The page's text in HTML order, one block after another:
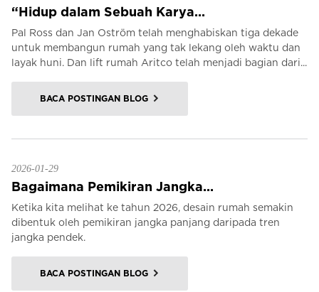
“Hidup dalam Sebuah Karya...
Pal Ross dan Jan Oström telah menghabiskan tiga dekade
untuk membangun rumah yang tak lekang oleh waktu dan
layak huni. Dan lift rumah Aritco telah menjadi bagian dari...
BACA POSTINGAN BLOG
2026-01-29
Bagaimana Pemikiran Jangka...
Ketika kita melihat ke tahun 2026, desain rumah semakin
dibentuk oleh pemikiran jangka panjang daripada tren
jangka pendek.
BACA POSTINGAN BLOG